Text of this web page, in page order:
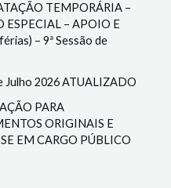
TEMPORÁRIA –
ESPECIAL – APOIO E
– 9ª Sessão de
Julho 2026 ATUALIZADO
PARA
ORIGINAIS E
EM CARGO PÚBLICO